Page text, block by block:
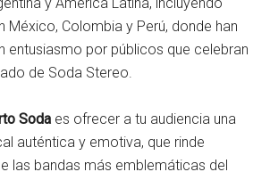
México, Colombia y Perú, donde han
entusiasmo por públicos que celebran
de Soda Stereo.
Soda es ofrecer a tu audiencia una
auténtica y emotiva, que rinde
las bandas más emblemáticas del